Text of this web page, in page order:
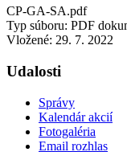
CP-GA-SA.pdf
Typ súboru: PDF
Vložené: 29. 7. 2022
Udalosti
Správy
Kalendár akcií
Fotogaléria
Email rozhlas